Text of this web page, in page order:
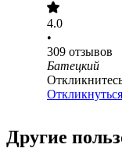
4.0
•
309 отзывов
Батецкий
Откликнуться
Другие